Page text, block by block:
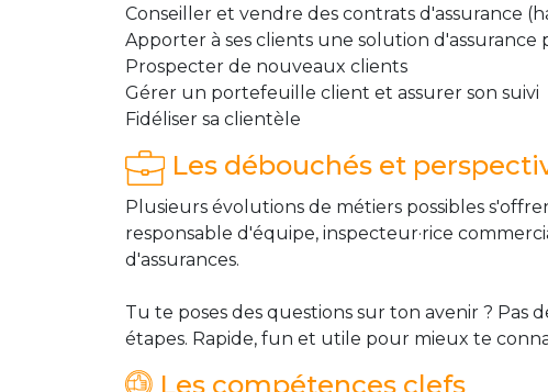
Conseiller et vendre des contrats d'assurance
Apporter à ses clients une solution d'assurance
Prospecter de nouveaux clients
Gérer un portefeuille client et assurer son suivi
Fidéliser sa clientèle
Les débouchés et
Plusieurs évolutions de métiers possibles
responsable d'équipe, inspecteur·rice
d'assurances.
Tu te poses des questions sur ton avenir ? Pas
étapes. Rapide, fun et utile pour mieux te
Les compétences clefs